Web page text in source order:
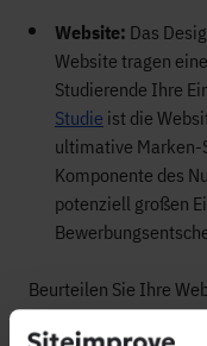
Website: Das
Website tragen
Studierende Ihre
Studie ist die
ultimative Marken-
Komponente des
potenziell großen
Beurteilen Sie Ihre
Studierenden, um